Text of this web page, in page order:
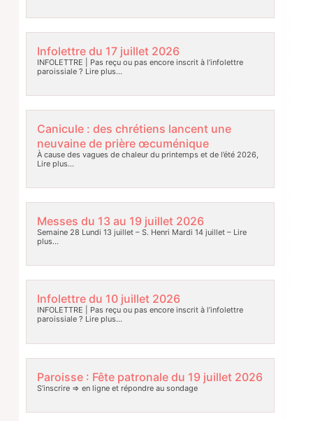
Infolettre du 17 juillet 2026
INFOLETTRE | Pas reçu ou pas encore inscrit à l’infolettre
paroissiale ? Lire plus…
Canicule : des chrétiens lancent une
neuvaine de prière œcuménique
À cause des vagues de chaleur du printemps et de l’été 2026,
Lire plus…
Messes du 13 au 19 juillet 2026
Semaine 28 Lundi 13 juillet – S. Henri Mardi 14 juillet –Lire
plus…
Infolettre du 10 juillet 2026
INFOLETTRE | Pas reçu ou pas encore inscrit à l’infolettre
paroissiale ? Lire plus…
Paroisse : Fête patronale du 19 juillet 2026
S’inscrire => en ligne et répondre au sondage